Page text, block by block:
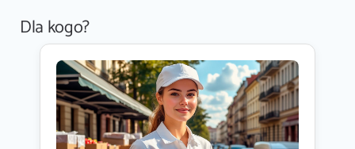
Dla kogo?